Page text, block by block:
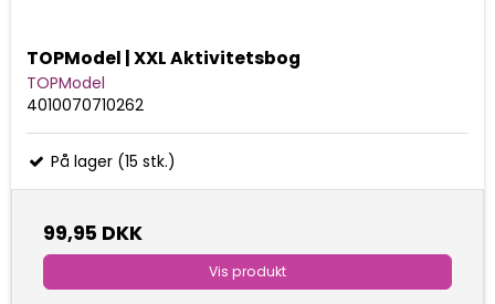
TOPModel | XXL Aktivitetsbog
TOPModel
4010070710262
På lager (15 stk.)
99,95 DKK
Vis produkt